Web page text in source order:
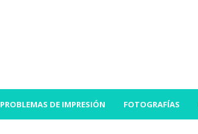
PROBLEMAS DE IMPRESIÓN FOTOGRAFÍAS